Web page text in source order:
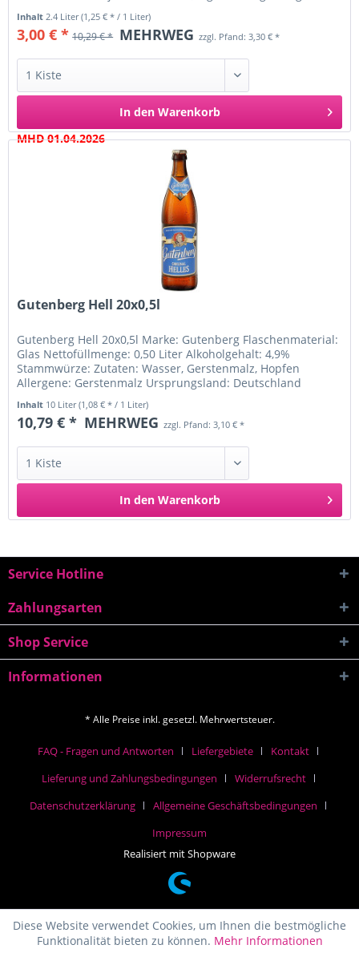
Inhalt2.4 Liter(1,25 € * / 1 Liter)
3,00 € * 10,29 € * MEHRWEG zzgl. Pfand: 3,30 € *
In den Warenkorb
MHD 01.04.2026
Gutenberg Hell 20x0,5l
Gutenberg Hell 20x0,5l Marke: Gutenberg Flaschenmaterial:
Glas Nettofüllmenge: 0,50 Liter Alkoholgehalt: 4,9%
Stammwürze: Zutaten: Wasser, Gerstenmalz, Hopfen
Allergene: Gerstenmalz Ursprungsland: Deutschland
Inhalt 10 Liter(1,08 € * / 1 Liter)
10,79 € * MEHRWEG zzgl. Pfand: 3,10 € *
In den Warenkorb
Service Hotline
Zahlungsarten
Shop Service
Informationen
* Alle Preise inkl. gesetzl. Mehrwertsteuer.
FAQ - Fragen und Antworten Liefergebiete
Kontakt
Lieferung und Zahlungsbedingungen
Widerrufsrecht
Datenschutzerklärung
Allgemeine Geschäftsbedingungen
Impressum
Realisiert mit Shopware
Diese Website verwendet Cookies, um Ihnen die bestmögliche
Funktionalität bieten zu können. Mehr Informationen